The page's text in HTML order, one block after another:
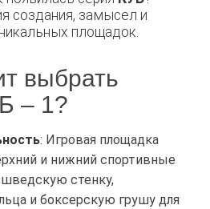
создания, замысел и
площадок.
выбрать
– 1?
: Игровая площадка
и нижний спортивные
стенку,
и боксерскую грушу для